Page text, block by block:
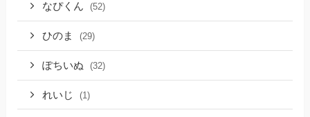
なぴくん (52)
ひのま (29)
ぽちいぬ (32)
れいじ (1)